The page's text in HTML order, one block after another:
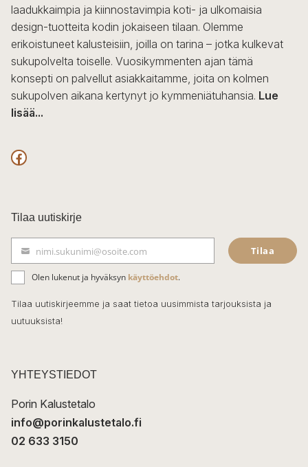
laadukkaimpia ja kiinnostavimpia koti- ja ulkomaisia
design-tuotteita kodin jokaiseen tilaan. Olemme
erikoistuneet kalusteisiin, joilla on tarina – jotka kulkevat
sukupolvelta toiselle. Vuosikymmenten ajan tämä
konsepti on palvellut asiakkaitamme, joita on kolmen
sukupolven aikana kertynyt jo kymmeniätuhansia. Lue
lisää...
F
c
e
b
o
o
k
Tilaa uutiskirje
ä
h
k
t
nimi.sukunimi@osoite.com Tilaa
Olen lukenut ja hyväksyn käyttöehdot.
Tilaa uutiskirjeemme ja saat tietoa uusimmista tarjouksista ja
uutuuksista!
YHTEYSTIEDOT
Porin Kalustetalo
info@porinkalustetalo.fi
02 633 3150